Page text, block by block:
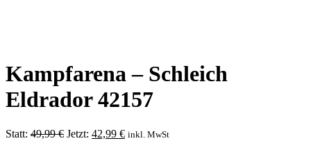
Kampfarena – Schleich
Eldrador 42157
Statt: 49,99€ Ursprünglicher
Jetzt: 42,99 €Aktueller
inkl. MwSt